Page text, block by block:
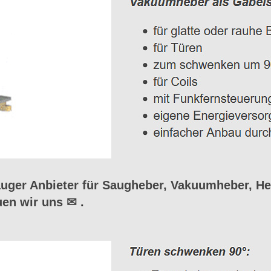
Anbieter für Saugheber, Vakuumheber,
wir uns ✉ .